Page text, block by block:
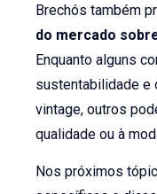
Brechós também
do mercado
Enquanto alguns
sustentabilidade e
vintage, outros
qualidade ou à
Nos próximos